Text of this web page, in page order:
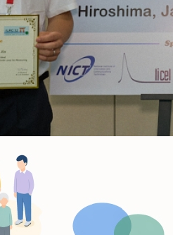
変わるかもしれない？」記事を
FRECC+（フレックプラス）】